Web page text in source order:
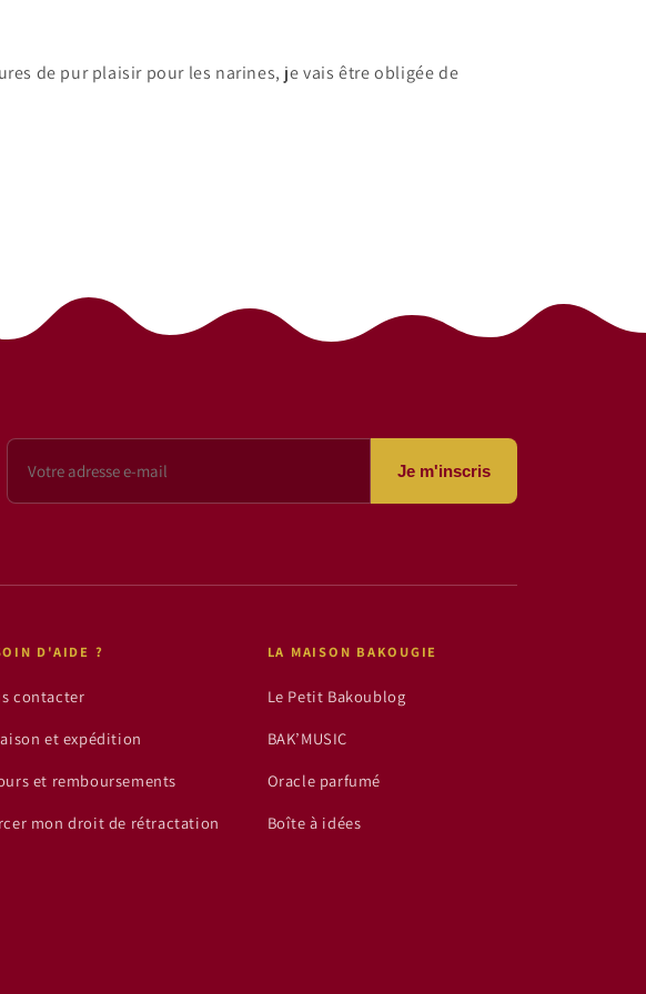
de pur plaisir pour les narines, je vais être obligée de
Je m'inscris
D'AIDE ?
contacter
et expédition
et remboursements
mon droit de rétractation
LA MAISON BAKOUGIE
Le Petit Bakoublog
BAK’MUSIC
Oracle parfumé
Boîte à idées